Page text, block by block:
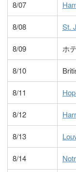
8/07
8/08 St.
8/09 ホ
8/10
8/11
8/12
8/13
8/14